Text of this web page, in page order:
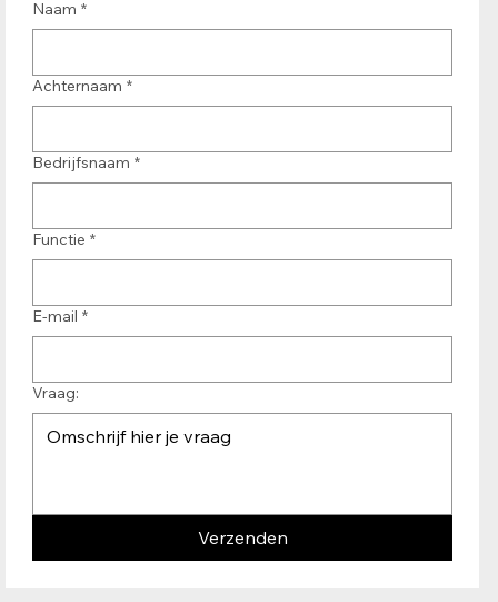
Naam *
Achternaam *
Bedrijfsnaam *
Functie *
E-mail *
Vraag:
Verzenden